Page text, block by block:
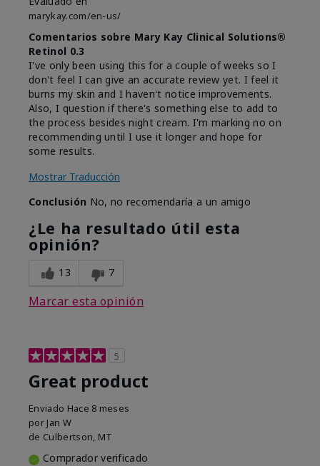
marykay.com/en-us/
Comentarios sobre Mary Kay Clinical Solutions®
Retinol 0.3
I've only been using this for a couple of weeks so I
don't feel I can give an accurate review yet. I feel it
burns my skin and I haven't notice improvements.
Also, I question if there's something else to add to
the process besides night cream. I'm marking no on
recommending until I use it longer and hope for
some results.
Mostrar Traducción
Conclusión No, no recomendaría a un amigo
¿Le ha resultado útil esta
opinión?
13 7
Marcar esta opinión
5
Great product
Enviado Hace 8 meses
por Jan W
de Culbertson, MT
Comprador verificado